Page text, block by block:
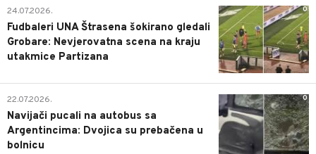
0
24.07.2026.
Fudbaleri UNA Štrasena šokirano gledali
Grobare: Nevjerovatna scena na kraju
utakmice Partizana
0
22.07.2026.
Navijači pucali na autobus sa
Argentincima: Dvojica su prebačena u
bolnicu